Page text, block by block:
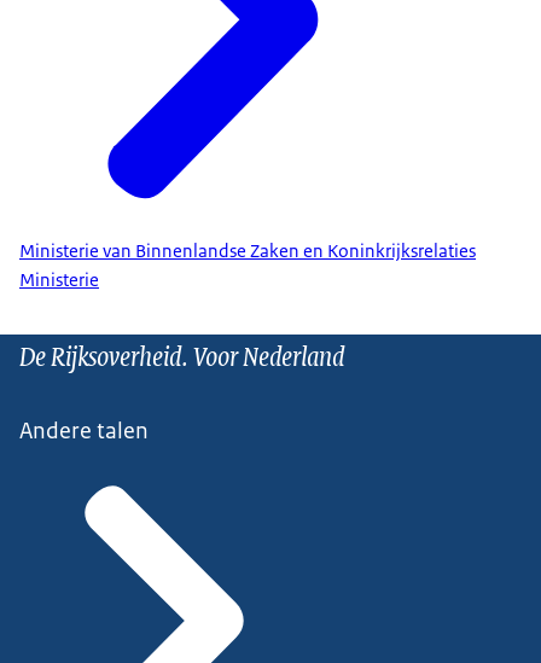
Ministerie van Binnenlandse Zaken en Koninkrijksrelaties
Ministerie
De Rijksoverheid. Voor Nederland
Andere talen